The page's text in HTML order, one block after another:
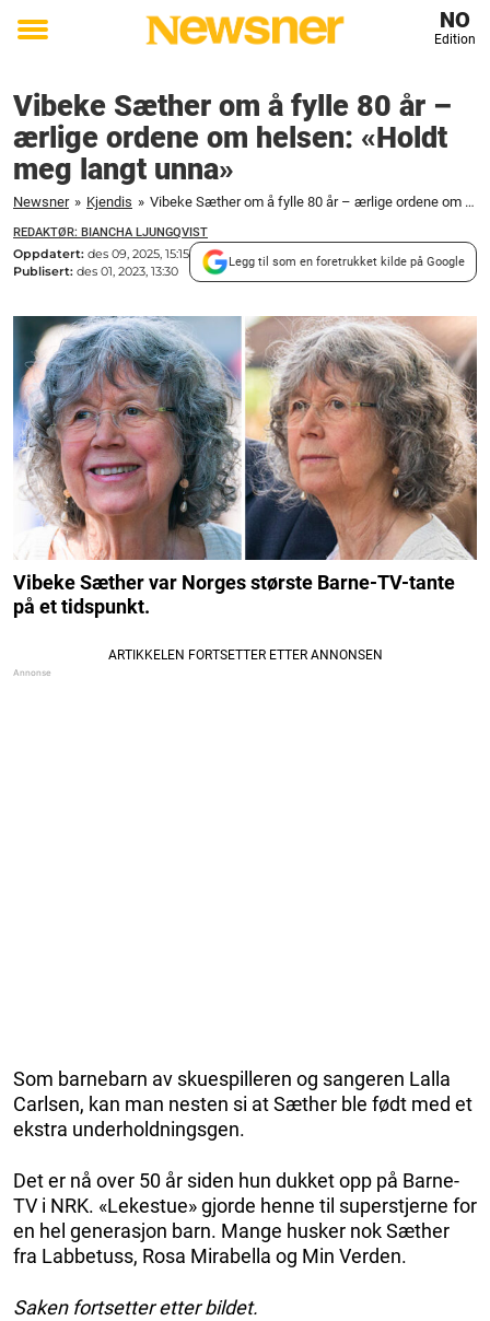
Toggle
NO
Edition
Vibeke Sæther om å fylle 80 år –
ærlige ordene om helsen: «Holdt
meg langt unna»
Newsner » Kjendis » Vibeke Sæther om å fylle 80 år – ærlige ordene om helsen: "Holdt meg langt unna"
REDAKTØR: BIANCHA LJUNGQVIST
Oppdatert: des 09, 2025, 15:15
Publisert: des 01, 2023, 13:30
Legg til som en foretrukket kilde på Google
Vibeke Sæther var Norges største Barne-TV-tante
på et tidspunkt.
Som barnebarn av skuespilleren og sangeren Lalla
Carlsen, kan man nesten si at Sæther ble født med et
ekstra underholdningsgen.
Det er nå over 50 år siden hun dukket opp på Barne-
TV i NRK. «Lekestue» gjorde henne til superstjerne for
en hel generasjon barn. Mange husker nok Sæther
fra Labbetuss, Rosa Mirabella og Min Verden.
Saken fortsetter etter bildet.